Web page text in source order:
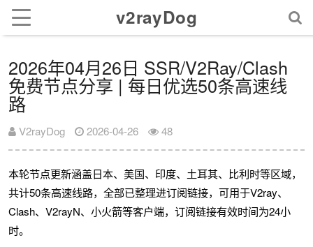
v2rayDog
2026年04月26日 SSR/V2Ray/Clash
免费节点分享 | 每日优选50条高速线
路
V2rayDog 2026-04-26 48
本轮节点更新涵盖日本、美国、印度、土耳其、比利时等区域，
共计50条高速线路，全部已整理进订阅链接，可用于V2ray、
Clash、V2rayN、小火箭等客户端，订阅链接有效时间为24小
时。